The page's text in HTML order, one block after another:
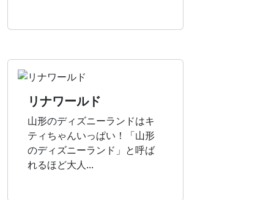
リナワールド
山形のディズニーランドはキ
ティちゃんいっぱい！「山形
のディズニーランド」と呼ば
れるほど大人...